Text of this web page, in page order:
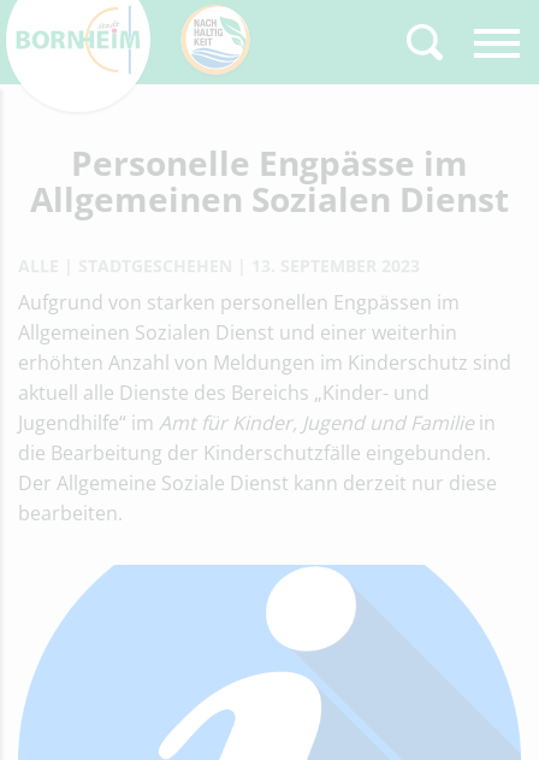
Zurück
Type 2 or more
characters for results.
Personelle Engpässe im
Allgemeinen Sozialen Dienst
Aufgrund von starken personellen Engpässen im
Allgemeinen Sozialen Dienst und einer weiterhin
erhöhten Anzahl von Meldungen im Kinderschutz sind
aktuell alle Dienste des Bereichs „Kinder- und
Jugendhilfe“ im Amt für Kinder, Jugend und Familie in
die Bearbeitung der Kinderschutzfälle eingebunden.
Der Allgemeine Soziale Dienst kann derzeit nur diese
bearbeiten.